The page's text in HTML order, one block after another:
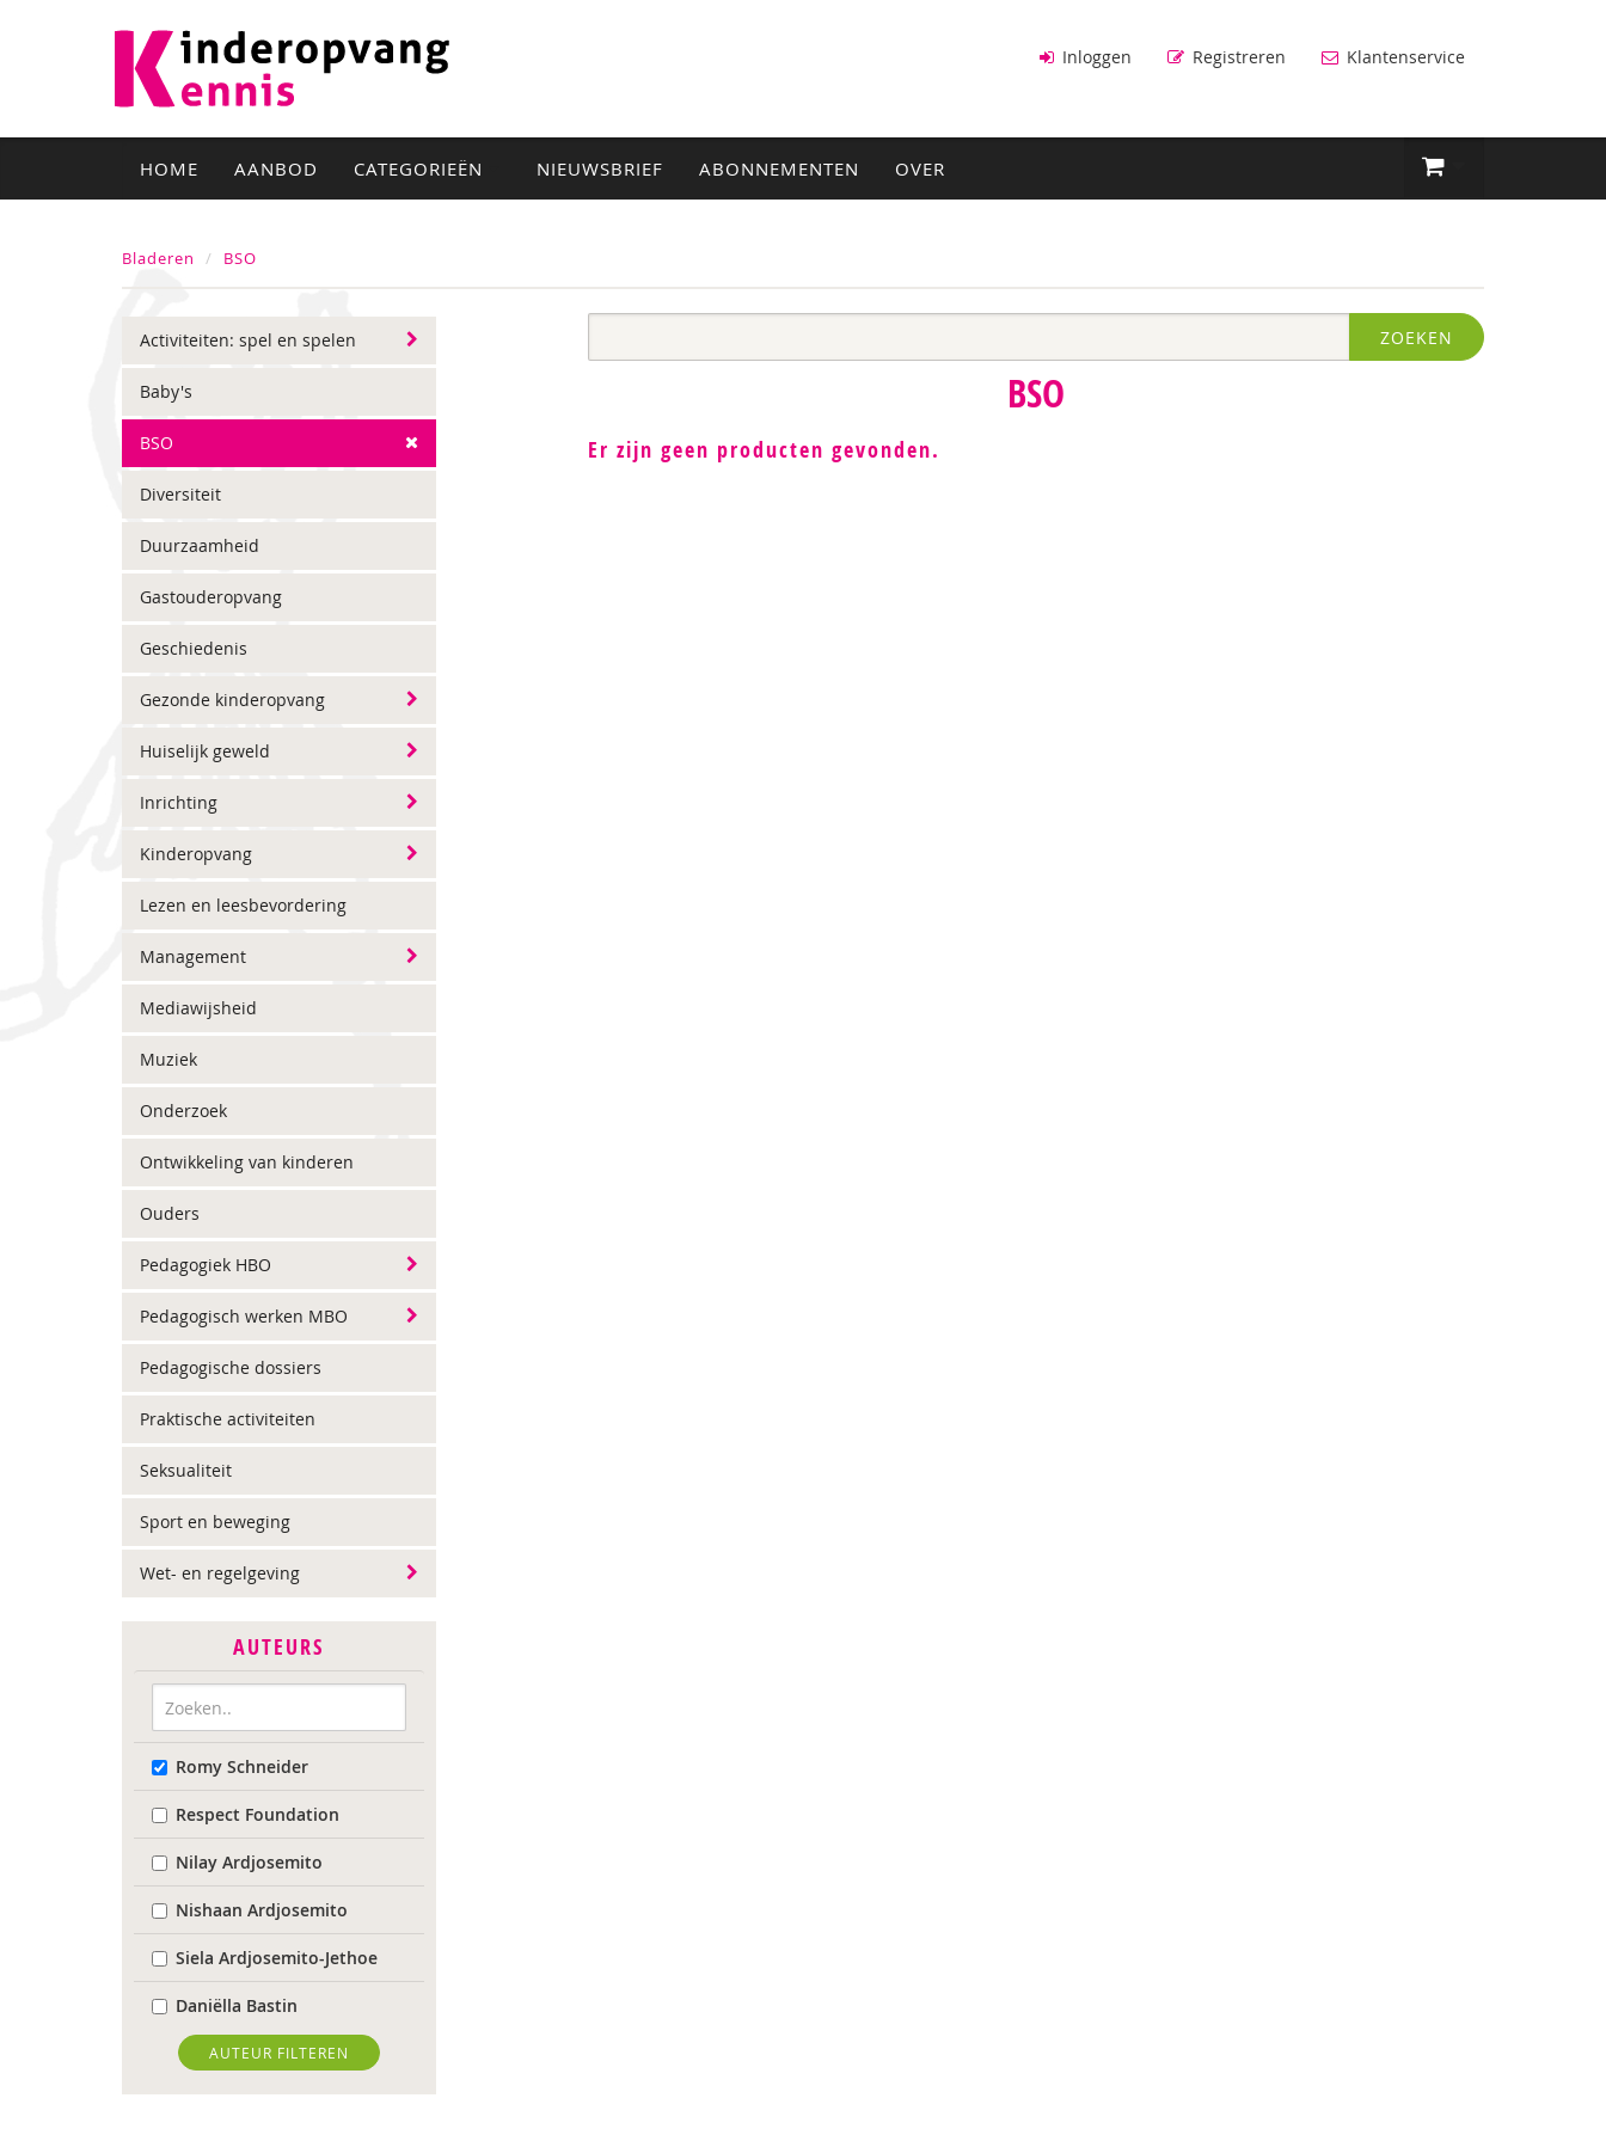
Inloggen Registreren Klantenservice
HOME AANBOD CATEGORIEËN NIEUWSBRIEF ABONNEMENTEN OVER
Bladeren BSO
Activiteiten: spel en spelen
Baby's
BSO
Diversiteit
Duurzaamheid
Gastouderopvang
Geschiedenis
Gezonde kinderopvang
Huiselijk geweld
Inrichting
Kinderopvang
Lezen en leesbevordering
Management
Mediawijsheid
Muziek
Onderzoek
Ontwikkeling van kinderen
Ouders
Pedagogiek HBO
Pedagogisch werken MBO
Pedagogische dossiers
Praktische activiteiten
Seksualiteit
Sport en beweging
Wet- en regelgeving
AUTEURS
Romy Schneider
Respect Foundation
Nilay Ardjosemito
Nishaan Ardjosemito
Siela Ardjosemito-Jethoe
Daniëlla Bastin
Joyce Blauwhoff
Robbert Blokland
AUTEUR FILTEREN
ZOEKEN
BSO
Er zijn geen producten gevonden.